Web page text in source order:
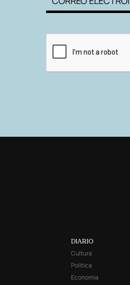
DIARIO
Cultura
Política
Economía